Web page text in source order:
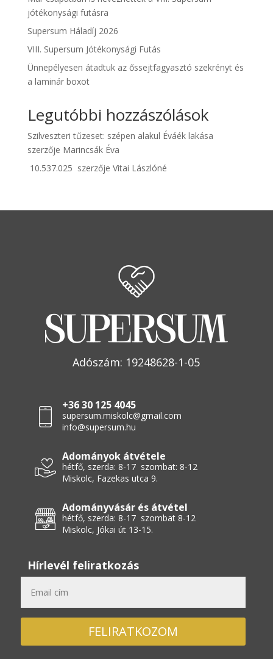
jótékonysági futásra
Supersum Háladíj 2026
VIII. Supersum Jótékonysági Futás
Ünnepélyesen átadtuk az őssejtfagyasztó szekrényt és
a laminár boxot
Legutóbbi hozzászólások
Szilveszteri tűzeset: szépen alakul Éváék lakása
szerzője Marincsák Éva
10.537.025 szerzője Vitai Lászlóné
Adószám: 19248628-1-05
+36 30 125 4045
supersum.miskolc@gmail.com
info@supersum.hu
Adományok átvétele
hétfő, szerda: 8-17 szombat: 8-12
Miskolc, Fazekas utca 9.
Adományvásár és átvétel
hétfő, szerda: 8-17 szombat 8-12
Miskolc, Jókai út 13-15.
Hírlevél feliratkozás
FELIRATKOZOM